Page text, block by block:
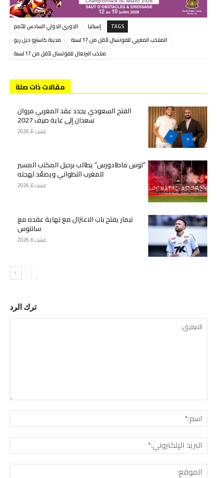
TAGS إسبانيا
الدوري الدولي السادس للأمم
المنتخب المغربي للفوتسال لأقل من 17 لسنة
مدينة كاسترو ديل ريو
منتخب البرتغال للفوتسال لأقل من 17 لسنة
مقالات ذات صلة
الفتح السعودي يجدد عقد المغربي مروان
سعدان إلى غاية صيف 2027
غشت 6, 2026
“لوس ماطادورس” يطالب برحيل المكتب المسير
للمغرب التطواني ويصعّد لهجته
غشت 6, 2026
نيمار يفتح باب الاعتزال مع نهاية عقده مع
سانتوس
غشت 6, 2026
ترك الرد